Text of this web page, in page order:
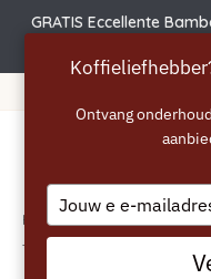
GRATIS Eccellente
Home
temperatuur instellen
Ontvang
Type
your
email